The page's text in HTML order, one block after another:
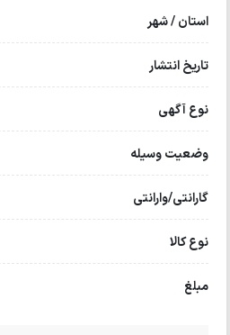
استان / شهر
تاریخ انتشار
نوع آگهی
وضعیت وسیله
گارانتی/وارانتی
نوع کالا
مبلغ